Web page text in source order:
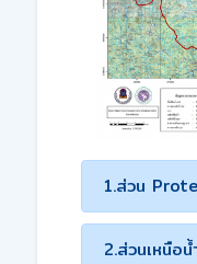
1.ส่วน
2.ส่วนเหนือน้